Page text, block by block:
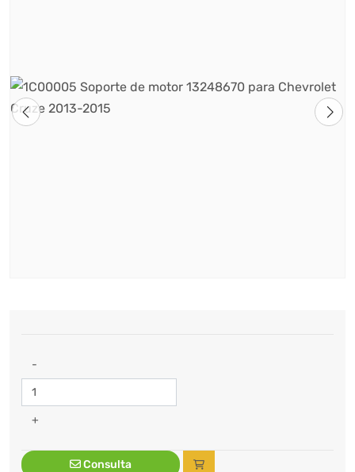
-
+
Consulta